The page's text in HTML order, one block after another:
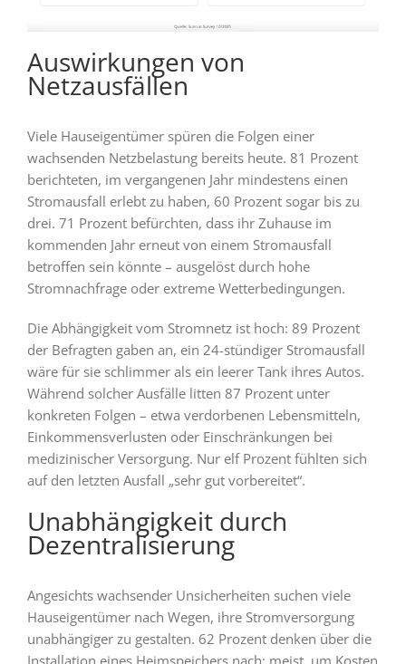
Auswirkungen von
Netzausfällen
Viele Hauseigentümer spüren die Folgen einer
wachsenden Netzbelastung bereits heute. 81 Prozent
berichteten, im vergangenen Jahr mindestens einen
Stromausfall erlebt zu haben, 60 Prozent sogar bis zu
drei. 71 Prozent befürchten, dass ihr Zuhause im
kommenden Jahr erneut von einem Stromausfall
betroffen sein könnte – ausgelöst durch hohe
Stromnachfrage oder extreme Wetterbedingungen.
Die Abhängigkeit vom Stromnetz ist hoch: 89 Prozent
der Befragten gaben an, ein 24-stündiger Stromausfall
wäre für sie schlimmer als ein leerer Tank ihres Autos.
Während solcher Ausfälle litten 87 Prozent unter
konkreten Folgen – etwa verdorbenen Lebensmitteln,
Einkommensverlusten oder Einschränkungen bei
medizinischer Versorgung. Nur elf Prozent fühlten sich
auf den letzten Ausfall „sehr gut vorbereitet“.
Unabhängigkeit durch
Dezentralisierung
Angesichts wachsender Unsicherheiten suchen viele
Hauseigentümer nach Wegen, ihre Stromversorgung
unabhängiger zu gestalten. 62 Prozent denken über die
Installation eines Heimspeichers nach; meist, um Kosten